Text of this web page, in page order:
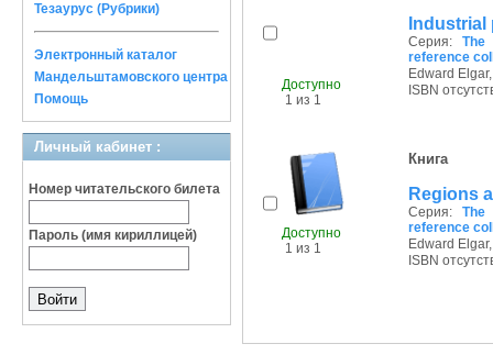
Тезаурус (Рубрики)
Электронный каталог
Мандельштамовского центра
Помощь
Личный кабинет :
Номер читательского билета
Пароль (имя кириллицей)
Доступно
1 из 1
Industrial
Серия: The
reference
Edward
ISBN
Доступно
1 из 1
Книга
Regions
Серия: The
reference
Edward
ISBN